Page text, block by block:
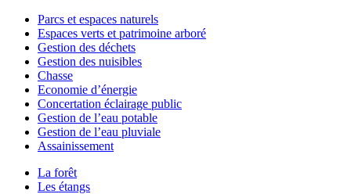
Parcs et espaces naturels
Espaces verts et patrimoine arboré
Gestion des déchets
Gestion des nuisibles
Chasse
Economie d’énergie
Concertation éclairage public
Gestion de l’eau potable
Gestion de l’eau pluviale
Assainissement
La forêt
Les étangs